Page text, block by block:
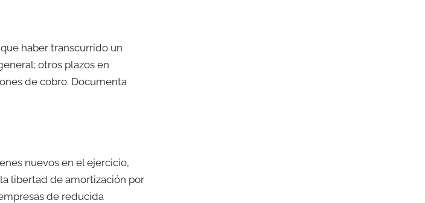
haber transcurrido un
otros plazos en
de cobro. Documenta
nuevos en el ejercicio,
libertad de amortización por
de reducida